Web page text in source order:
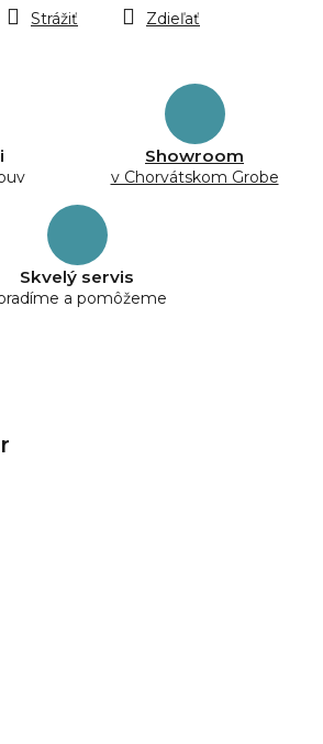
Showroom
v Chorvátskom Grobe
Skvelý servis
a pomôžeme
Strážiť Zdieľať